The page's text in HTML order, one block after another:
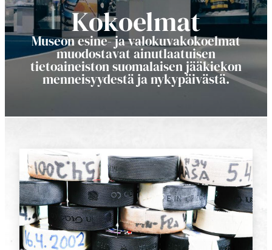
Kokoelmat
Museon esine- ja valokuvakokoelmat
muodostavat ainutlaatuisen
tietoaineiston suomalaisen jääkiekon
menneisyydestä ja nykypäivästä.